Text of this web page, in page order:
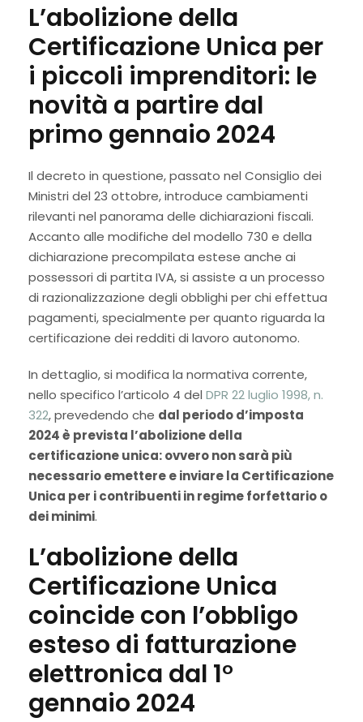
L’abolizione della
Certificazione Unica per
i piccoli imprenditori: le
novità a partire dal
primo gennaio 2024
Il decreto in questione, passato nel Consiglio dei
Ministri del 23 ottobre, introduce cambiamenti
rilevanti nel panorama delle dichiarazioni fiscali.
Accanto alle modifiche del modello 730 e della
dichiarazione precompilata estese anche ai
possessori di partita IVA, si assiste a un processo
di razionalizzazione degli obblighi per chi effettua
pagamenti, specialmente per quanto riguarda la
certificazione dei redditi di lavoro autonomo.
In dettaglio, si modifica la normativa corrente,
nello specifico l’articolo 4 del DPR 22 luglio 1998, n.
322, prevedendo che dal periodo d’imposta
2024 è prevista l’abolizione della
certificazione unica: ovvero non sarà più
necessario emettere e inviare la Certificazione
Unica per i contribuenti in regime forfettario o
dei minimi.
L’abolizione della
Certificazione Unica
coincide con l’obbligo
esteso di fatturazione
elettronica dal 1°
gennaio 2024